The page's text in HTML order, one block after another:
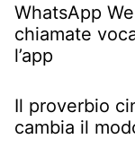
WhatsApp
chiamate
l’app
Il proverbio
cambia il